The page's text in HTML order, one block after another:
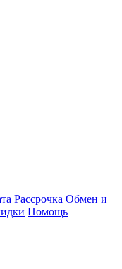
Рассрочка Обмен и
Помощь